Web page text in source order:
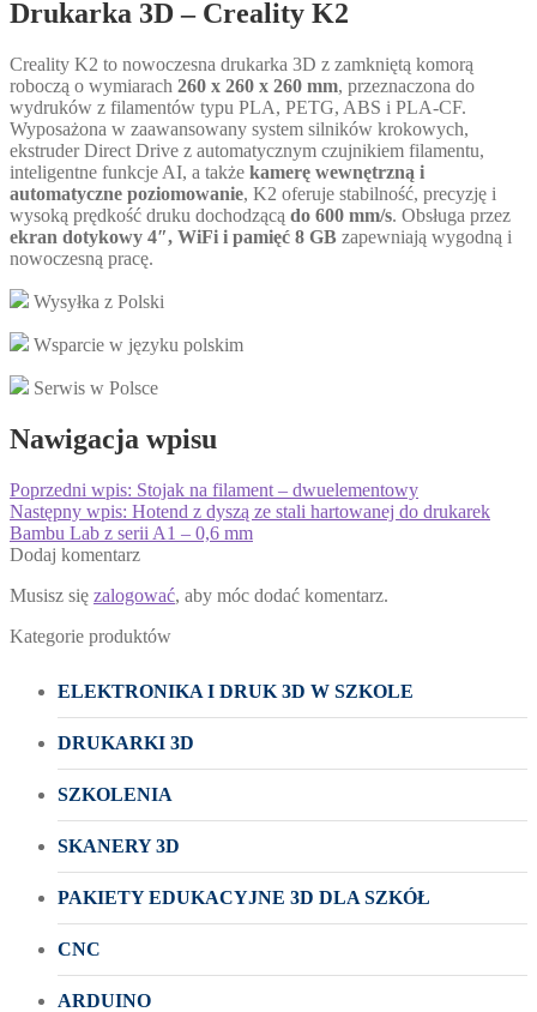
Drukarka 3D – Creality K2
Creality K2 to nowoczesna drukarka 3D z zamkniętą komorą
roboczą o wymiarach 260 x 260 x 260 mm, przeznaczona do
wydruków z filamentów typu PLA, PETG, ABS i PLA-CF.
Wyposażona w zaawansowany system silników krokowych,
ekstruder Direct Drive z automatycznym czujnikiem filamentu,
inteligentne funkcje AI, a także kamerę wewnętrzną i
automatyczne poziomowanie, K2 oferuje stabilność, precyzję i
wysoką prędkość druku dochodzącą do 600 mm/s. Obsługa przez
ekran dotykowy 4″, WiFi i pamięć 8 GB zapewniają wygodną i
nowoczesną pracę.
Wysyłka z Polski
Wsparcie w języku polskim
Serwis w Polsce
Nawigacja wpisu
Poprzedni wpis: Stojak na filament – dwuelementowy
Następny wpis: Hotend z dyszą ze stali hartowanej do drukarek
Bambu Lab z serii A1 – 0,6 mm
Dodaj komentarz
Musisz się zalogować, aby móc dodać komentarz.
Kategorie produktów
ELEKTRONIKA I DRUK 3D W SZKOLE
DRUKARKI 3D
SZKOLENIA
SKANERY 3D
PAKIETY EDUKACYJNE 3D DLA SZKÓŁ
CNC
ARDUINO